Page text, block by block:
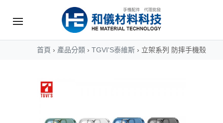
首頁 › 產品分類 › TGVI'S泰維斯 › 立架系列 防摔手機殼